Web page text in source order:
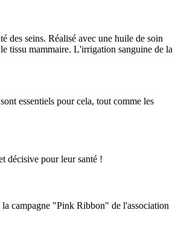
des seins. Réalisé avec une huile de soin
tissu mammaire. L'irrigation sanguine de la
essentiels pour cela, tout comme les
décisive pour leur santé !
la campagne "Pink Ribbon" de l'association